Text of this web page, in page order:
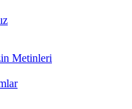
Metinleri